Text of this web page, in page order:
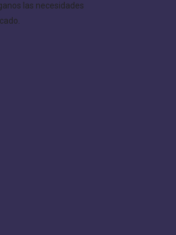
las necesidades